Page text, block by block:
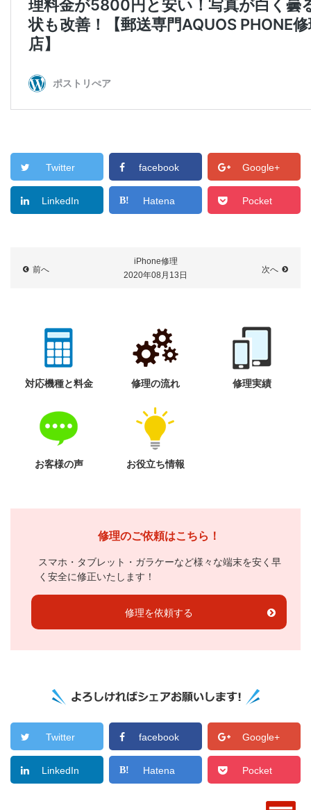
Twitter facebook Google+
LinkedIn Hatena Pocket
iPhone修理
2020年08月13日
前へ 次へ
対応機種と料金 修理の流れ 修理実績
お客様の声 お役立ち情報
修理のご依頼はこちら！
スマホ・タブレット・ガラケーなど様々な端末を安く早
く安全に修正いたします！
修理を依頼する
Twitter facebook Google+
LinkedIn Hatena Pocket